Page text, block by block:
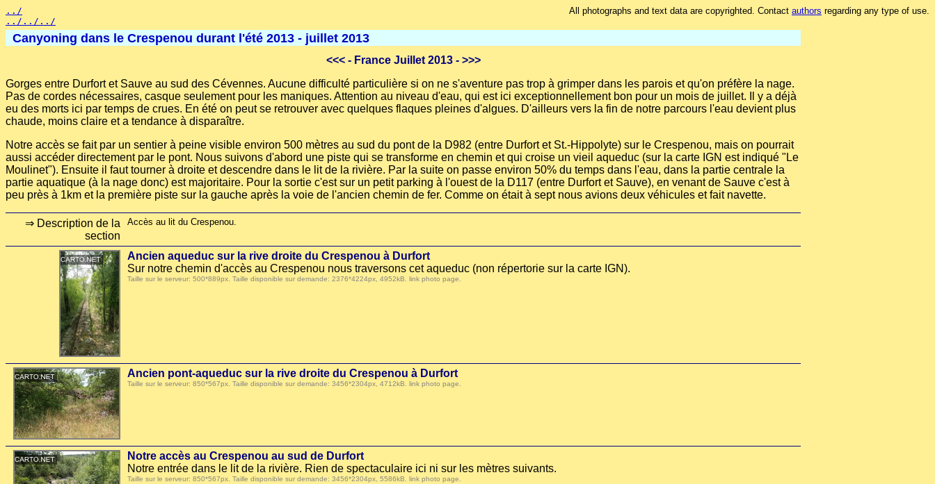
../
../../../
All photographs and text data are copyrighted. Contact authors regarding any type of use.
Canyoning dans le Crespenou durant l'été 2013 - juillet 2013
<<<- France Juillet 2013 - >>>
Gorges entre Durfort et Sauve au sud des Cévennes. Aucune difficulté particulière si on ne s'aventure pas trop à grimper dans les parois et qu'on préfère la nage.
Pas de cordes nécessaires, casque seulement pour les maniques. Attention au niveau d'eau, qui est ici exceptionnellement bon pour un mois de juillet. Il y a déjà
eu des morts ici par temps de crues. En été on peut se retrouver avec quelques flaques pleines d'algues. D'ailleurs vers la fin de notre parcours l'eau devient plus
chaude, moins claire et a tendance à disparaître.
Notre accès se fait par un sentier à peine visible environ 500 mètres au sud du pont de la D982 (entre Durfort et St.-Hippolyte) sur le Crespenou, mais on pourrait
aussi accéder directement par le pont. Nous suivons d'abord une piste qui se transforme en chemin et qui croise un vieil aqueduc (sur la carte IGN est indiqué "Le
Moulinet"). Ensuite il faut tourner à droite et descendre dans le lit de la rivière. Par la suite on passe environ 50% du temps dans l'eau, dans la partie centrale la
partie aquatique (à la nage donc) est majoritaire. Pour la sortie c'est sur un petit parking à l'ouest de la D117 (entre Durfort et Sauve), en venant de Sauve c'est à
peu près à 1km et la première piste sur la gauche après la voie de l'ancien chemin de fer. Comme on était à sept nous avions deux véhicules et fait navette.
⇒ Description de la
section
Accès au lit du Crespenou.
Ancien aqueduc sur la rive droite du Crespenou à Durfort
Sur notre chemin d'accès au Crespenou nous traversons cet aqueduc (non répertorie sur la carte IGN).
Taille sur le serveur: 500*889px. Taille disponible sur demande: 2376*4224px, 4952kB. link photo page
Ancien pont-aqueduc sur la rive droite du Crespenou à Durfort
Taille sur le serveur: 850*567px. Taille disponible sur demande: 3456*2304px, 4712kB. link photo page
Notre accès au Crespenou au sud de Durfort
Notre entrée dans le lit de la rivière. Rien de spectaculaire ici ni sur les mètres suivants.
Taille sur le serveur: 850*567px. Taille disponible sur demande: 3456*2304px, 5586kB. link photo page